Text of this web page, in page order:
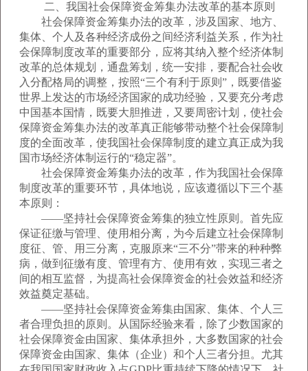
二、我国社会保障资金筹集办法改革的基本原则
社会保障资金筹集办法的改革，涉及国家、地方、
集体、个人及各种经济成份之间经济利益关系，作为社
会保障制度改革的重要部分，应将其纳入整个经济体制
改革的总体规划，通盘筹划，统一安排，要配合社会收
入分配格局的调整，按照“三个有利于原则”，既要借鉴
世界上发达的市场经济国家的成功经验，又要充分考虑
中国基本国情，既要大胆推进，又要周密计划，使社会
保障资金筹集办法的改革真正能够带动整个社会保障制
度的全面改革，使我国社会保障制度的建立真正成为我
国市场经济体制运行的“稳定器”。
社会保障资金筹集办法的改革，作为我国社会保障
制度改革的重要环节，具体地说，应该遵循以下三个基
本原则：
——坚持社会保障资金筹集的独立性原则。首先应
保证征缴与管理、使用相分离，为今后建立社会保障制
度征、管、用三分离，克服原来“三不分”带来的种种弊
病，做到征缴有度、管理有方、使用有效，实现三者之
间的相互监督，为提高社会保障资金的社会效益和经济
效益奠定基础。
——坚持社会保障资金筹集由国家、集体、个人三
者合理负担的原则。从国际经验来看，除了少数国家的
社会保障资金由国家、集体承担外，大多数国家的社会
保障资金由国家、集体（企业）和个人三者分担。尤其